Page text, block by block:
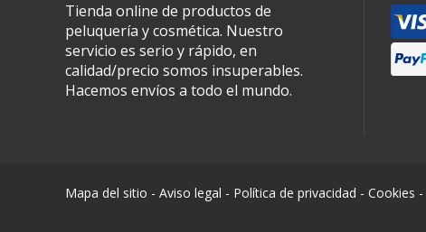
Tienda online de productos de
peluquería y cosmética. Nuestro
servicio es serio y rápido, en
calidad/precio somos insuperables.
Hacemos envíos a todo el mundo.
Mapa del sitio - Aviso legal - Política de privacidad - Cookies -